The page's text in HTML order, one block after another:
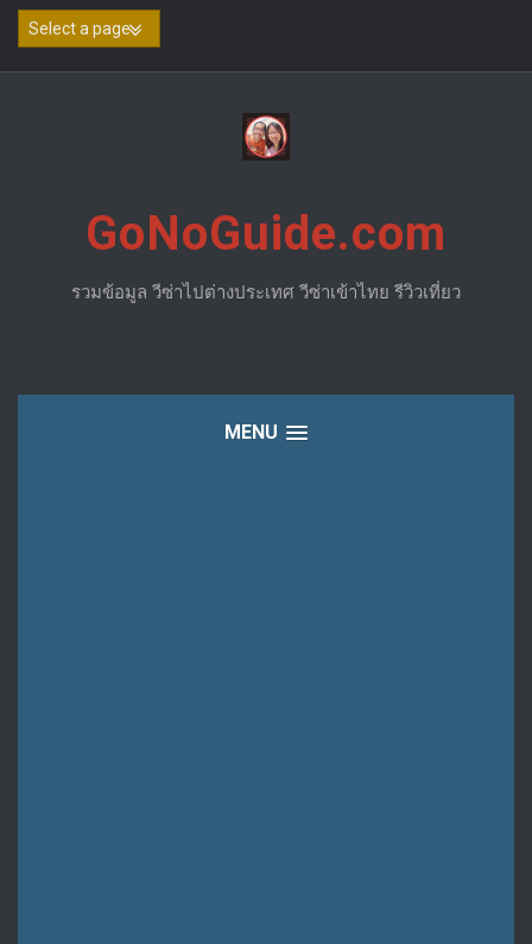
Skip
GoNoGuide.com
รวมข้อมูล วีซ่าไปต่างประเทศ วีซ่าเข้าไทย รีวิวเที่ยว
MENU